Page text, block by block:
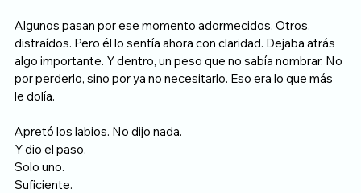
Algunos pasan por ese momento adormecidos. Otros,
distraídos. Pero él lo sentía ahora con claridad. Dejaba atrás
algo importante. Y dentro, un peso que no sabía nombrar. No
por perderlo, sino por ya no necesitarlo. Eso era lo que más
le dolía.
Apretó los labios. No dijo nada.
Y dio el paso.
Solo uno.
Suficiente.